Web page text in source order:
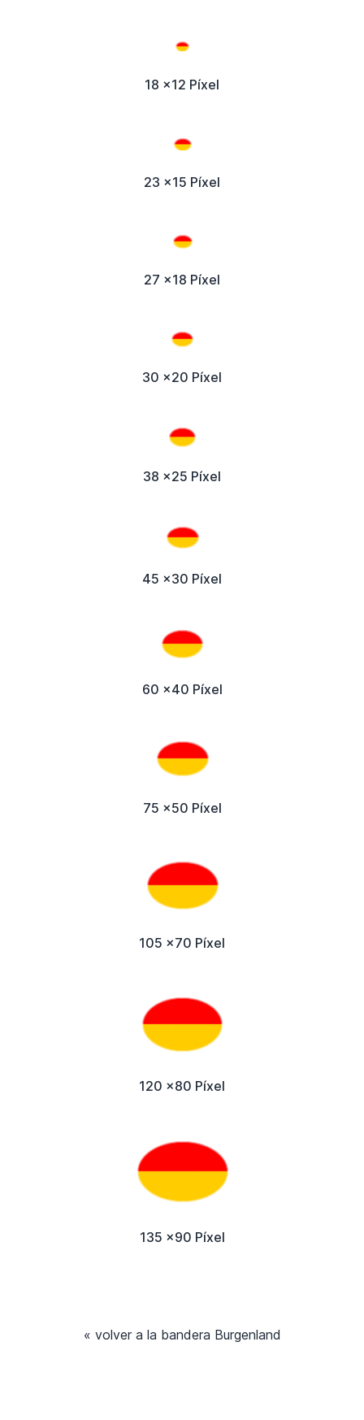
18 x12 Píxel
23 x15 Píxel
27 x18 Píxel
30 x20 Píxel
38 x25 Píxel
45 x30 Píxel
60 x40 Píxel
75 x50 Píxel
105 x70 Píxel
120 x80 Píxel
135 x90 Píxel
« volver a la bandera Burgenland